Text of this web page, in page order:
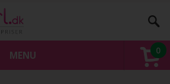
0
MENU